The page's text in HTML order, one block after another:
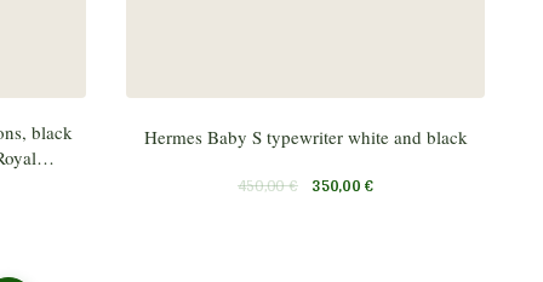
black
Hermes Baby S typewriter white and black
450,00€ 350,00€